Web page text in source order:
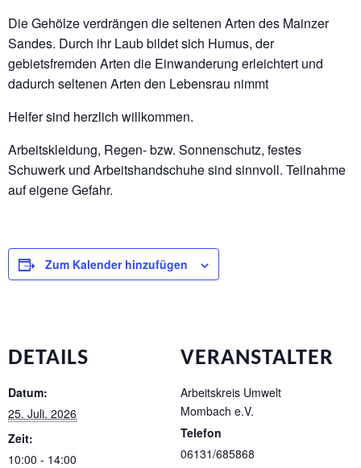
Die Gehölze verdrängen die seltenen Arten des Mainzer
Sandes. Durch ihr Laub bildet sich Humus, der
gebietsfremden Arten die Einwanderung erleichtert und
dadurch seltenen Arten den Lebensrau nimmt
Helfer sind herzlich willkommen.
Arbeitskleidung, Regen- bzw. Sonnenschutz, festes
Schuwerk und Arbeitshandschuhe sind sinnvoll. Teilnahme
auf eigene Gefahr.
Zum Kalender hinzufügen
DETAILS
Datum:
25. Juli. 2026
Zeit:
10:00 - 14:00
VERANSTALTER
Arbeitskreis Umwelt
Mombach e.V.
Telefon
06131/685868